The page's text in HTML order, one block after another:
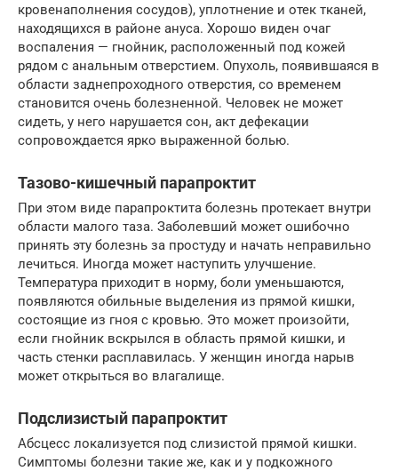
кровенаполнения сосудов), уплотнение и отек тканей,
находящихся в районе ануса. Хорошо виден очаг
воспаления — гнойник, расположенный под кожей
рядом с анальным отверстием. Опухоль, появившаяся в
области заднепроходного отверстия, со временем
становится очень болезненной. Человек не может
сидеть, у него нарушается сон, акт дефекации
сопровождается ярко выраженной болью.
Тазово-кишечный парапроктит
При этом виде парапроктита болезнь протекает внутри
области малого таза. Заболевший может ошибочно
принять эту болезнь за простуду и начать неправильно
лечиться. Иногда может наступить улучшение.
Температура приходит в норму, боли уменьшаются,
появляются обильные выделения из прямой кишки,
состоящие из гноя с кровью. Это может произойти,
если гнойник вскрылся в область прямой кишки, и
часть стенки расплавилась. У женщин иногда нарыв
может открыться во влагалище.
Подслизистый парапроктит
Абсцесс локализуется под слизистой прямой кишки.
Симптомы болезни такие же, как и у подкожного